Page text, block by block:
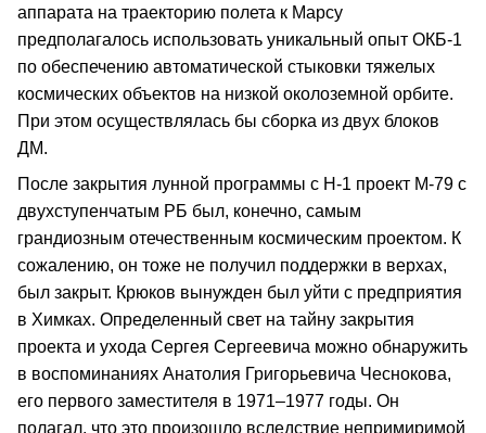
аппарата на траекторию полета к Марсу
предполагалось использовать уникальный опыт ОКБ-1
по обеспечению автоматической стыковки тяжелых
космических объектов на низкой околоземной орбите.
При этом осуществлялась бы сборка из двух блоков
ДМ.
После закрытия лунной программы с Н-1 проект М-79 с
двухступенчатым РБ был, конечно, самым
грандиозным отечественным космическим проектом. К
сожалению, он тоже не получил поддержки в верхах,
был закрыт. Крюков вынужден был уйти с предприятия
в Химках. Определенный свет на тайну закрытия
проекта и ухода Сергея Сергеевича можно обнаружить
в воспоминаниях Анатолия Григорьевича Чеснокова,
его первого заместителя в 1971–1977 годы. Он
полагал, что это произошло вследствие непримиримой